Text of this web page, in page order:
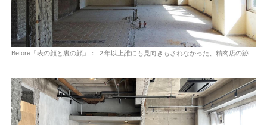
Before「表の顔と裏の顔」： ２年以上誰にも見向きもされなかった、精肉店の跡